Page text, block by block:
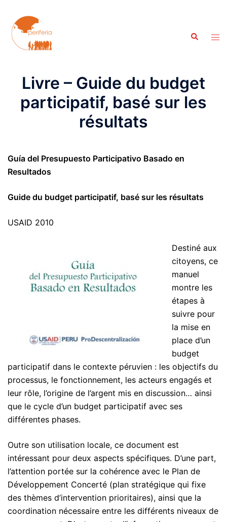
contenu
Livre – Guide du budget
participatif, basé sur les
résultats
Guía del Presupuesto Participativo Basado en
Resultados
Guide du budget participatif, basé sur les résultats
USAID 2010
Destiné aux
citoyens, ce
manuel
montre les
étapes à
suivre pour
la mise en
place d’un
budget
participatif dans le contexte péruvien : les objectifs du
processus, le fonctionnement, les acteurs engagés et
leur rôle, l’origine de l’argent mis en discussion… ainsi
que le cycle d’un budget participatif avec ses
différentes phases.
Outre son utilisation locale, ce document est
intéressant pour deux aspects spécifiques. D’une part,
l’attention portée sur la cohérence avec le Plan de
Développement Concerté (plan stratégique qui fixe
des thèmes d’intervention prioritaires), ainsi que la
coordination nécessaire entre les différents niveaux de